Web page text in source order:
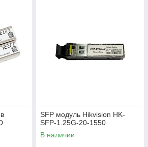
SFP модуль Hikvision HK-
SFP-1.25G-20-1550
В наличии